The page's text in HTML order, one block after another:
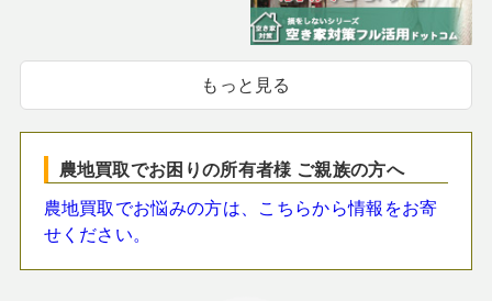
もっと見る
農地買取でお困りの所有者様 ご親族の方へ
農地買取でお悩みの方は、こちらから情報をお寄
せください。